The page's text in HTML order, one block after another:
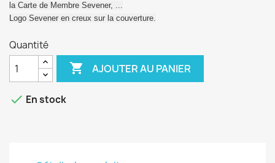
la Carte de Membre Sevener, ...
Logo Sevener en creux sur la couverture.
Quantité
 AJOUTER AU PANIER
 En stock